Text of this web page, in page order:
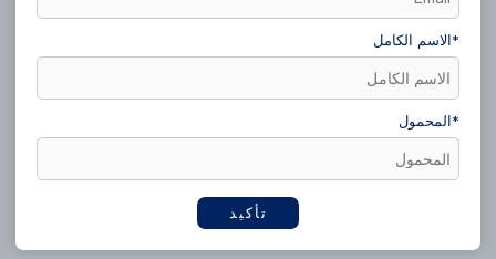
* الاسم الكامل
* المحمول
تأكيد